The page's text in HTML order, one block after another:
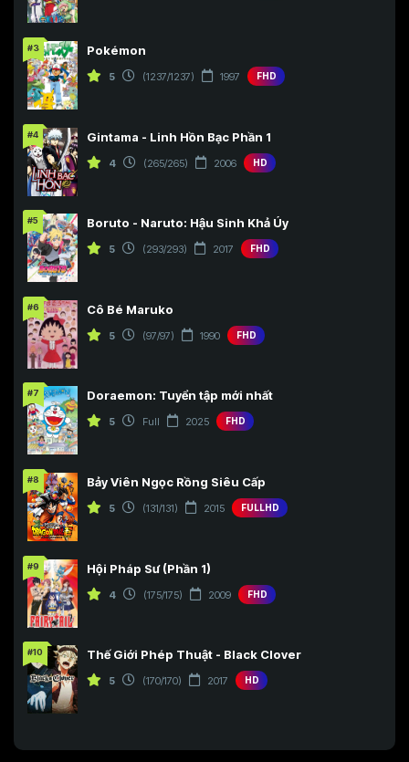
#3 Pokémon
5 (1237/1237) 1997 FHD
#4 Gintama - Linh Hồn Bạc Phần 1
4 (265/265) 2006 HD
#5 Boruto - Naruto: Hậu Sinh Khả Úy
5 (293/293) 2017 FHD
#6 Cô Bé Maruko
5 (97/97) 1990 FHD
#7 Doraemon: Tuyển tập mới nhất
5 Full 2025 FHD
#8 Bảy Viên Ngọc Rồng Siêu Cấp
5 (131/131) 2015 FULLHD
#9 Hội Pháp Sư (Phần 1)
4 (175/175) 2009 FHD
#10 Thế Giới Phép Thuật - Black Clover
5 (170/170) 2017 HD